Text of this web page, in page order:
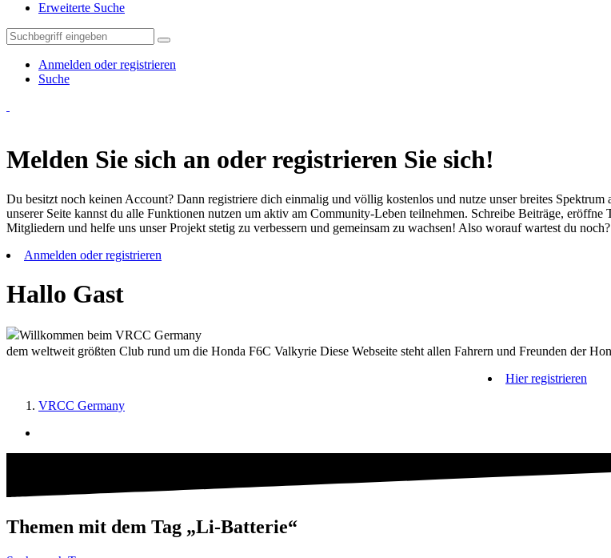
Erweiterte Suche
Anmelden oder registrieren
Suche
Melden Sie sich an oder registrieren Sie sich!
Du besitzt noch keinen Account? Dann registriere dich einmalig und völlig kostenlos und nutze unser breites
unserer Seite kannst du alle Funktionen nutzen um aktiv am Community-Leben teilnehmen. Schreibe Beiträge,
Mitgliedern und helfe uns unser Projekt stetig zu verbessern und gemeinsam zu wachsen! Also worauf wartest du
Anmelden oder registrieren
Hallo Gast
Willkommen beim VRCC Germany
dem weltweit größten Club rund um die Honda F6C Valkyrie Diese Webseite steht allen Fahrern und Freunden der
Hier registrieren
VRCC Germany
Themen mit dem Tag „Li-Batterie“